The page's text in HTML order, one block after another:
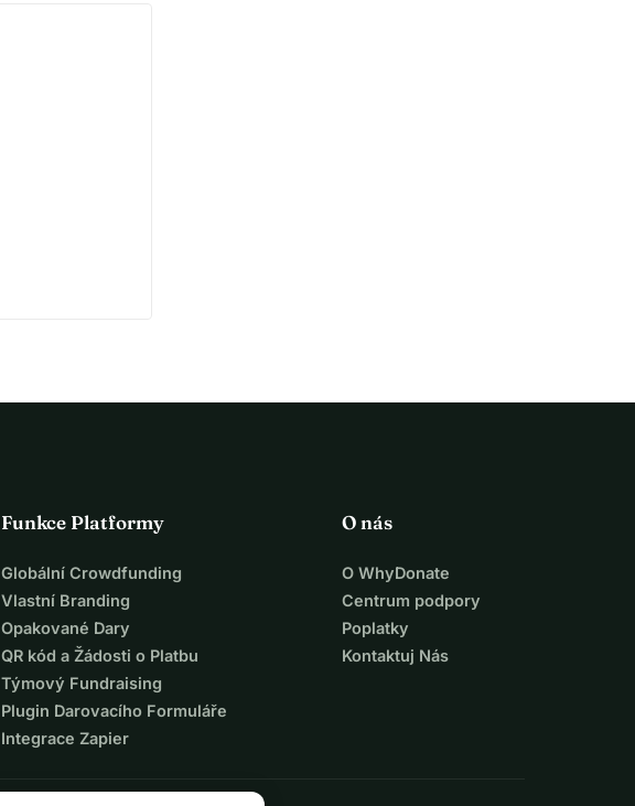
Funkce Platformy
Globální Crowdfunding
Vlastní Branding
Opakované Dary
QR kód a Žádosti o Platbu
Týmový Fundraising
Plugin Darovacího Formuláře
Integrace Zapier
O nás
O WhyDonate
Centrum podpory
Poplatky
Kontaktuj Nás